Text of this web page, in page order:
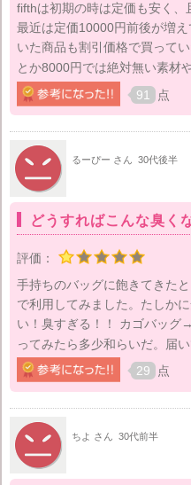
fifthは初期の時は定価も安く、
最近は定価10000円前後が増
いた商品も割引価格で買って
とか8000円では絶対無い素材
91 点
るーぴー さん 30代後半
どうすればこんな臭く
評価：
手持ちのバッグに飽きてきた
で利用してみました。たしか
い！臭すぎる！！ カゴバッグ
ってみたら多少和らいだ。届
29 点
ちよ さん 30代前半